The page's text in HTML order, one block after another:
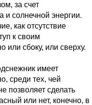
за счет
и солнечной энергии.
как отсутствие
к своим
сбоку, или сверху.
имеет
среди тех, чей
позволяет сделать
или нет, конечно, в